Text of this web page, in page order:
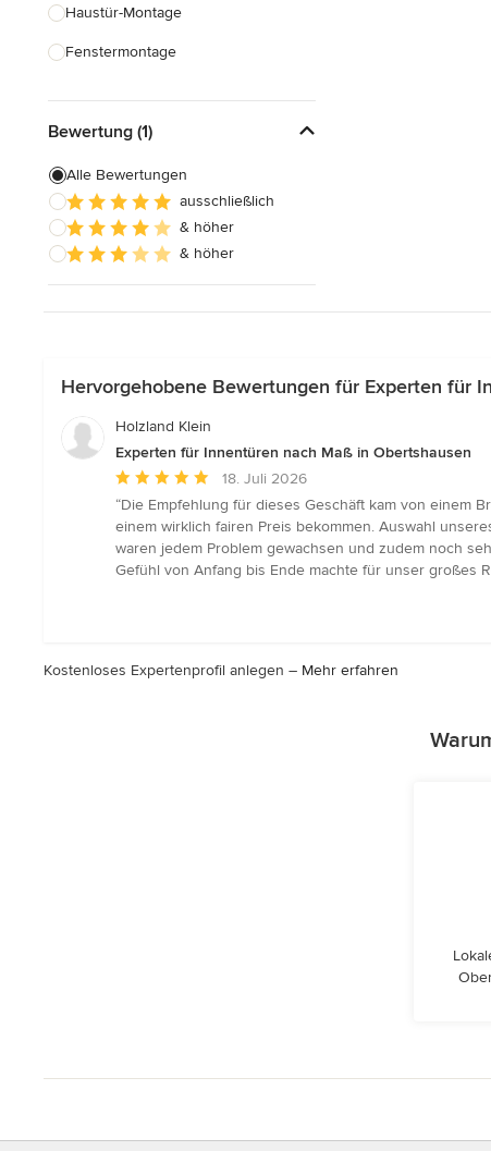
Haustür-Montage
Fenstermontage
Faltschiebetüren
Innentüren nach Maß
Außenfensterläden
Alle anzeigen
Bewertung (1)
Alle Bewertungen
ausschließlich
& höher
& höher
Hervorgehobene Bewertungen für Experten für
Holzland Klein
Experten für Innentüren nach Maß in Obertshausen
Durchschnittliche
Bewertung:
5
von
5
18. Juli 2026
“Die Empfehlung für dieses Geschäft kam von einem
einem wirklich fairen Preis bekommen. Auswahl
waren jedem Problem gewachsen und zudem noch
Gefühl von Anfang bis Ende machte für unser großes
Kostenloses Expertenprofil anlegen – Mehr erfahren